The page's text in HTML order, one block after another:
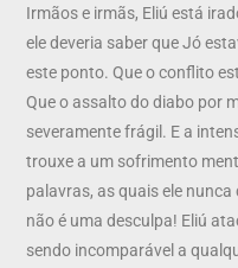
Irmãos e irmãs, Eliú está
ele deveria saber que Jó
este ponto. Que o conflito
Que o assalto do diabo por
severamente frágil. E a
trouxe a um sofrimento
palavras, as quais ele
não é uma desculpa! Eliú
sendo incomparável a